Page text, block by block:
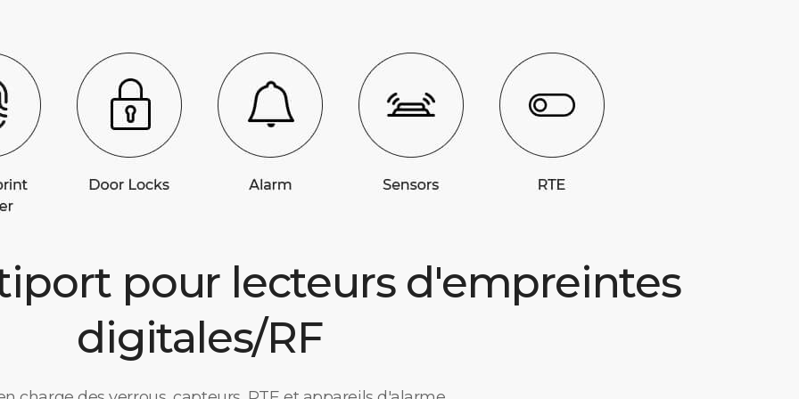
pour lecteurs d'empreintes
digitales/RF